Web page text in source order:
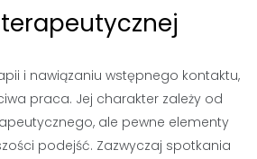
i nawiązaniu wstępnego kontaktu,
praca. Jej charakter zależy od
ale pewne elementy
podejść. Zazwyczaj spotkania